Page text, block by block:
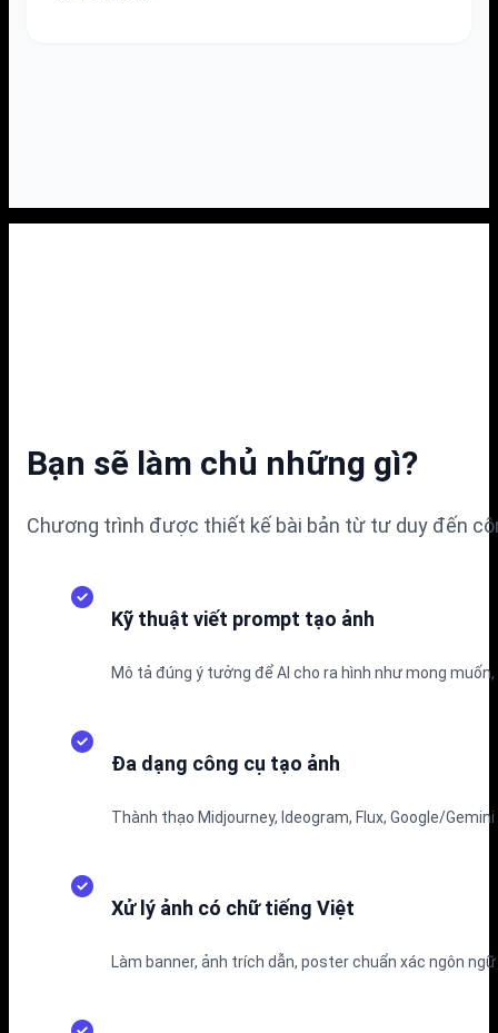
Bạn sẽ làm chủ những gì?
Chương trình được thiết kế bài bản từ tư duy đến
Kỹ thuật viết prompt tạo ảnh
Mô tả đúng ý tưởng để AI cho ra hình như mong
Đa dạng công cụ tạo ảnh
Thành thạo Midjourney, Ideogram, Flux, Google/
Xử lý ảnh có chữ tiếng Việt
Làm banner, ảnh trích dẫn, poster chuẩn xác ngôn